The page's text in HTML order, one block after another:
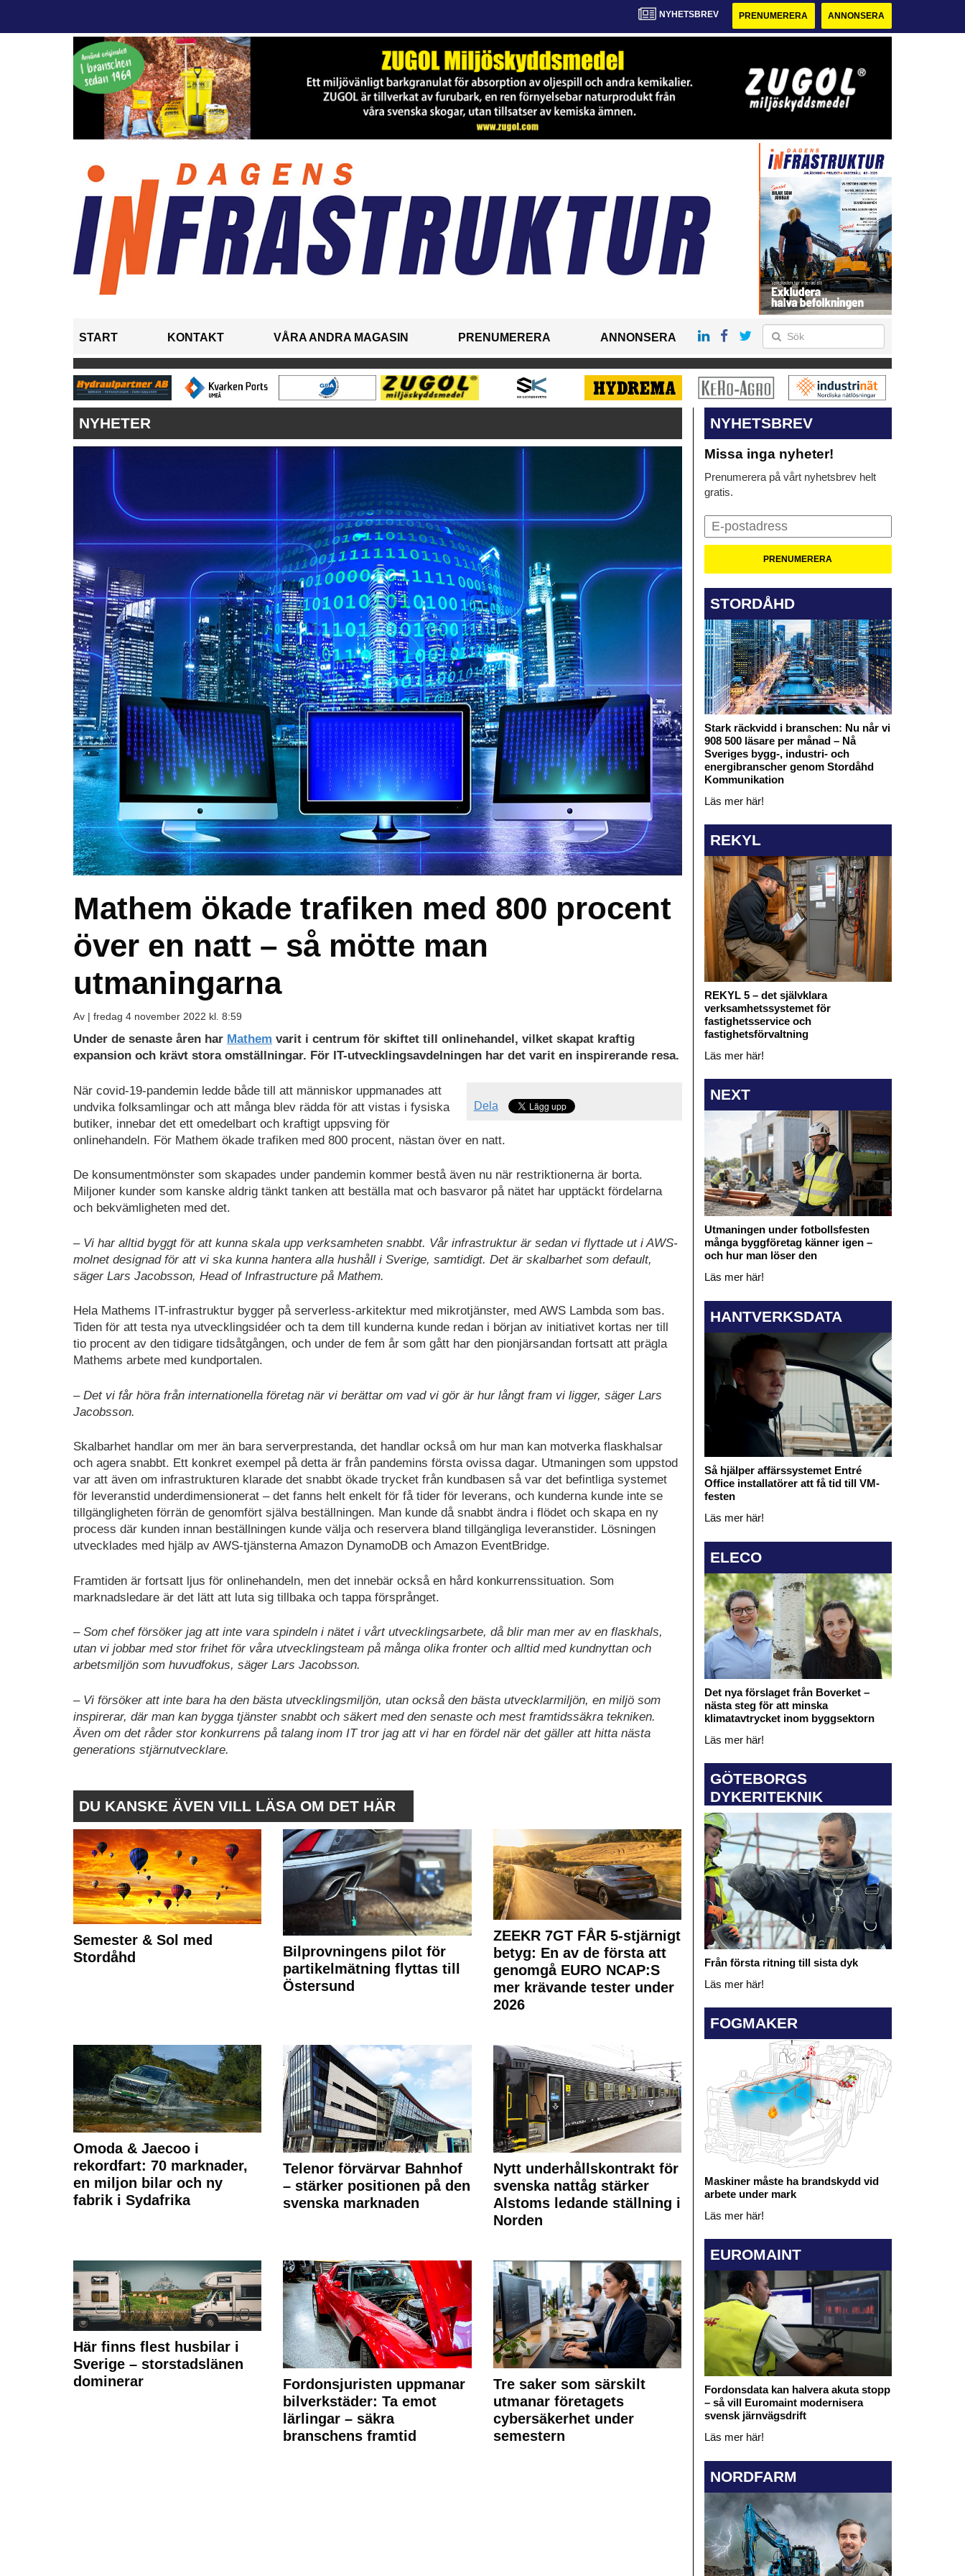
NYHETSBREV PRENUMERERA ANNONSERA
START KONTAKT VÅRA ANDRA MAGASIN PRENUMERERA ANNONSERA
NYHETER
Mathem ökade trafiken med 800 procent
över en natt – så mötte man
utmaningarna
Av | fredag 4 november 2022 kl. 8:59
Under de senaste åren har Mathem varit i centrum för skiftet till onlinehandel, vilket skapat kraftig
expansion och krävt stora omställningar. För IT-utvecklingsavdelningen har det varit en inspirerande resa.
Dela
När covid-19-pandemin ledde både till att människor uppmanades att
undvika folksamlingar och att många blev rädda för att vistas i fysiska
butiker, innebar det ett omedelbart och kraftigt uppsving för
onlinehandeln. För Mathem ökade trafiken med 800 procent, nästan över en natt.
De konsumentmönster som skapades under pandemin kommer bestå även nu när restriktionerna är borta.
Miljoner kunder som kanske aldrig tänkt tanken att beställa mat och basvaror på nätet har upptäckt fördelarna
och bekvämligheten med det.
– Vi har alltid byggt för att kunna skala upp verksamheten snabbt. Vår infrastruktur är sedan vi flyttade ut i AWS-
molnet designad för att vi ska kunna hantera alla hushåll i Sverige, samtidigt. Det är skalbarhet som default,
säger Lars Jacobsson, Head of Infrastructure på Mathem.
Hela Mathems IT-infrastruktur bygger på serverless-arkitektur med mikrotjänster, med AWS Lambda som bas.
Tiden för att testa nya utvecklingsidéer och ta dem till kunderna kunde redan i början av initiativet kortas ner till
tio procent av den tidigare tidsåtgången, och under de fem år som gått har den pionjärsandan fortsatt att prägla
Mathems arbete med kundportalen.
– Det vi får höra från internationella företag när vi berättar om vad vi gör är hur långt fram vi ligger, säger Lars
Jacobsson.
Skalbarhet handlar om mer än bara serverprestanda, det handlar också om hur man kan motverka flaskhalsar
och agera snabbt. Ett konkret exempel på detta är från pandemins första ovissa dagar. Utmaningen som uppstod
var att även om infrastrukturen klarade det snabbt ökade trycket från kundbasen så var det befintliga systemet
för leveranstid underdimensionerat – det fanns helt enkelt för få tider för leverans, och kunderna kunde inte se
tillgängligheten förrän de genomfört själva beställningen. Man kunde då snabbt ändra i flödet och skapa en ny
process där kunden innan beställningen kunde välja och reservera bland tillgängliga leveranstider. Lösningen
utvecklades med hjälp av AWS-tjänsterna Amazon DynamoDB och Amazon EventBridge.
Framtiden är fortsatt ljus för onlinehandeln, men det innebär också en hård konkurrenssituation. Som
marknadsledare är det lätt att luta sig tillbaka och tappa försprånget.
– Som chef försöker jag att inte vara spindeln i nätet i vårt utvecklingsarbete, då blir man mer av en flaskhals,
utan vi jobbar med stor frihet för våra utvecklingsteam på många olika fronter och alltid med kundnyttan och
arbetsmiljön som huvudfokus, säger Lars Jacobsson.
– Vi försöker att inte bara ha den bästa utvecklingsmiljön, utan också den bästa utvecklarmiljön, en miljö som
inspirerar, där man kan bygga tjänster snabbt och säkert med den senaste och mest framtidssäkra tekniken.
Även om det råder stor konkurrens på talang inom IT tror jag att vi har en fördel när det gäller att hitta nästa
generations stjärnutvecklare.
DU KANSKE ÄVEN VILL LÄSA OM DET HÄR
Semester & Sol med
Stordåhd
Bilprovningens pilot för
partikelmätning flyttas till
Östersund
ZEEKR 7GT FÅR 5-stjärnigt
betyg: En av de första att
genomgå EURO NCAP:S
mer krävande tester under
2026
Omoda & Jaecoo i
rekordfart: 70 marknader,
en miljon bilar och ny
fabrik i Sydafrika
Telenor förvärvar Bahnhof
– stärker positionen på den
svenska marknaden
Nytt underhållskontrakt för
svenska nattåg stärker
Alstoms ledande ställning i
Norden
Här finns flest husbilar i
Sverige – storstadslänen
dominerar
Fordonsjuristen uppmanar
bilverkstäder: Ta emot
lärlingar – säkra
branschens framtid
Tre saker som särskilt
utmanar företagets
cybersäkerhet under
semestern
NYHETSBREV
Missa inga nyheter!
Prenumerera på vårt nyhetsbrev helt
gratis.
STORDÅHD
Stark räckvidd i branschen: Nu når vi
908 500 läsare per månad – Nå
Sveriges bygg-, industri- och
energibranscher genom Stordåhd
Kommunikation
Läs mer här!
REKYL
REKYL 5 – det självklara
verksamhetssystemet för
fastighetsservice och
fastighetsförvaltning
Läs mer här!
NEXT
Utmaningen under fotbollsfesten
många byggföretag känner igen –
och hur man löser den
Läs mer här!
HANTVERKSDATA
Så hjälper affärssystemet Entré
Office installatörer att få tid till VM-
festen
Läs mer här!
ELECO
Det nya förslaget från Boverket –
nästa steg för att minska
klimatavtrycket inom byggsektorn
Läs mer här!
GÖTEBORGS
DYKERITEKNIK
Från första ritning till sista dyk
Läs mer här!
FOGMAKER
Maskiner måste ha brandskydd vid
arbete under mark
Läs mer här!
EUROMAINT
Fordonsdata kan halvera akuta stopp
– så vill Euromaint modernisera
svensk järnvägsdrift
Läs mer här!
NORDFARM